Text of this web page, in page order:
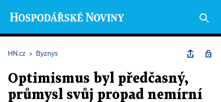
HN.cz › Byznys
Optimismus byl předčasný,
průmysl svůj propad nemírní